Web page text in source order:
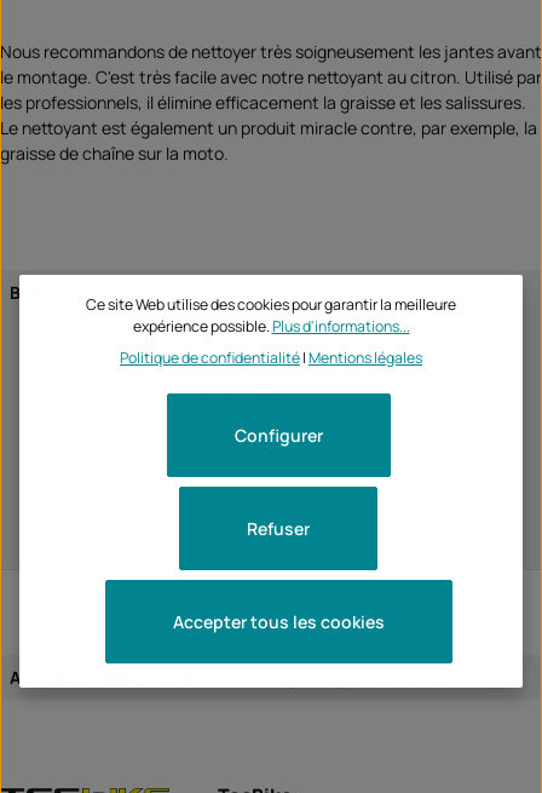
Nous recommandons de nettoyer très soigneusement les jantes avant
le montage. C'est très facile avec notre nettoyant au citron. Utilisé par
les professionnels, il élimine efficacement la graisse et les salissures.
Le nettoyant est également un produit miracle contre, par exemple, la
graisse de chaîne sur la moto.
BMW
M 1000 R 2024
M 1000 R 2025
M 1000 R 2026
S 1000 R 2014
S 1000 R 2016
S 1000 R 2018
S 1000 R 2019
Attribution de l'article:
Ce site Web utilise des cookies pour garantir la meilleure
expérience possible.Plus d'informations...
Politique de confidentialité|Mentions légales
Refuser
Configurer
Accepter tous les cookies